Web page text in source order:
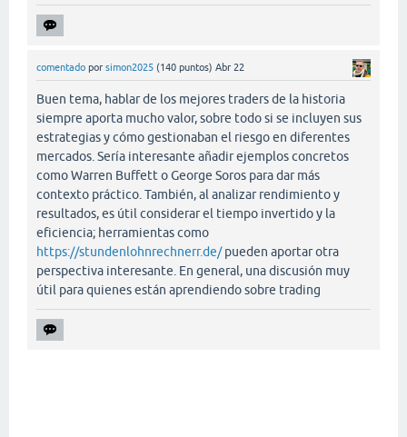
comentado por simon2025 (140 puntos) Abr 22
Buen tema, hablar de los mejores traders de la historia
siempre aporta mucho valor, sobre todo si se incluyen sus
estrategias y cómo gestionaban el riesgo en diferentes
mercados. Sería interesante añadir ejemplos concretos
como Warren Buffett o George Soros para dar más
contexto práctico. También, al analizar rendimiento y
resultados, es útil considerar el tiempo invertido y la
eficiencia; herramientas como
https://stundenlohnrechnerr.de/pueden aportar otra
perspectiva interesante. En general, una discusión muy
útil para quienes están aprendiendo sobre trading